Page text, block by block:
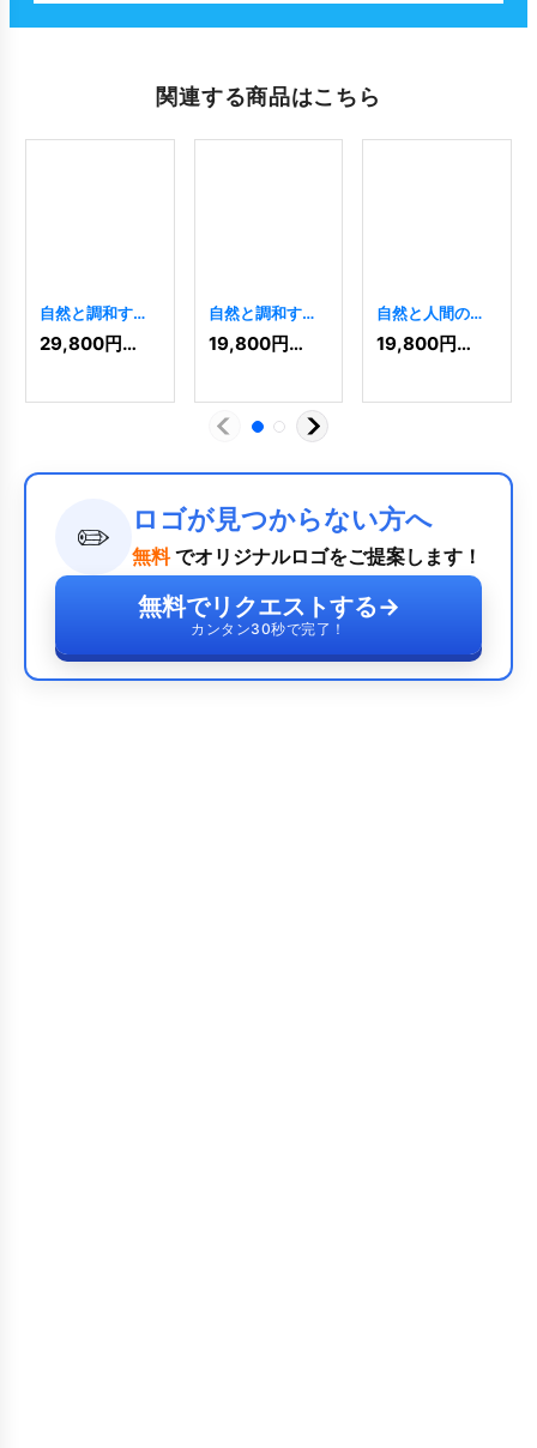
関連する商品はこちら
自然と調和する
暮らしのロゴ
[11343 ]
29,800円(税込)
自然と調和する
住宅のロゴ
[9334 ]
19,800円(税込)
自然と人間の調
和ロゴ [5612
19,800円(税込)
✏️ ロゴが見つからない方へ
無料 でオリジナルロゴをご提案します！
無料でリクエストする→
カンタン30秒で完了！